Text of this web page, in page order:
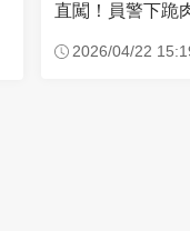
直闖！員警下跪
2026/04/22